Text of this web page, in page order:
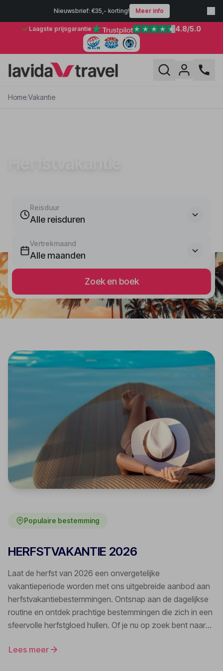
Nieuwsbrief: €35,- korting! Meer info
Laagste prijsgarantie 4.8/5.0
Home/Vakantie
Reisduur
Alle reisduren
Vertrekmaand
Alle maanden
Zoek en boek
Populaire bestemming
HERFSTVAKANTIE 2026
Laat de herfst van 2026 een onvergetelijke
vakantieperiode worden met ons uitgebreide aanbod aan
herfstvakantiebestemmingen. Ontsnap aan de dagelijkse
routine en ontdek prachtige bestemmingen die zich in een
sfeervolle herfstgloed hullen. Of je nu op zoek bent naar
gewoon wat quality time met het gezin wilt doorbrengen,
Lees meer